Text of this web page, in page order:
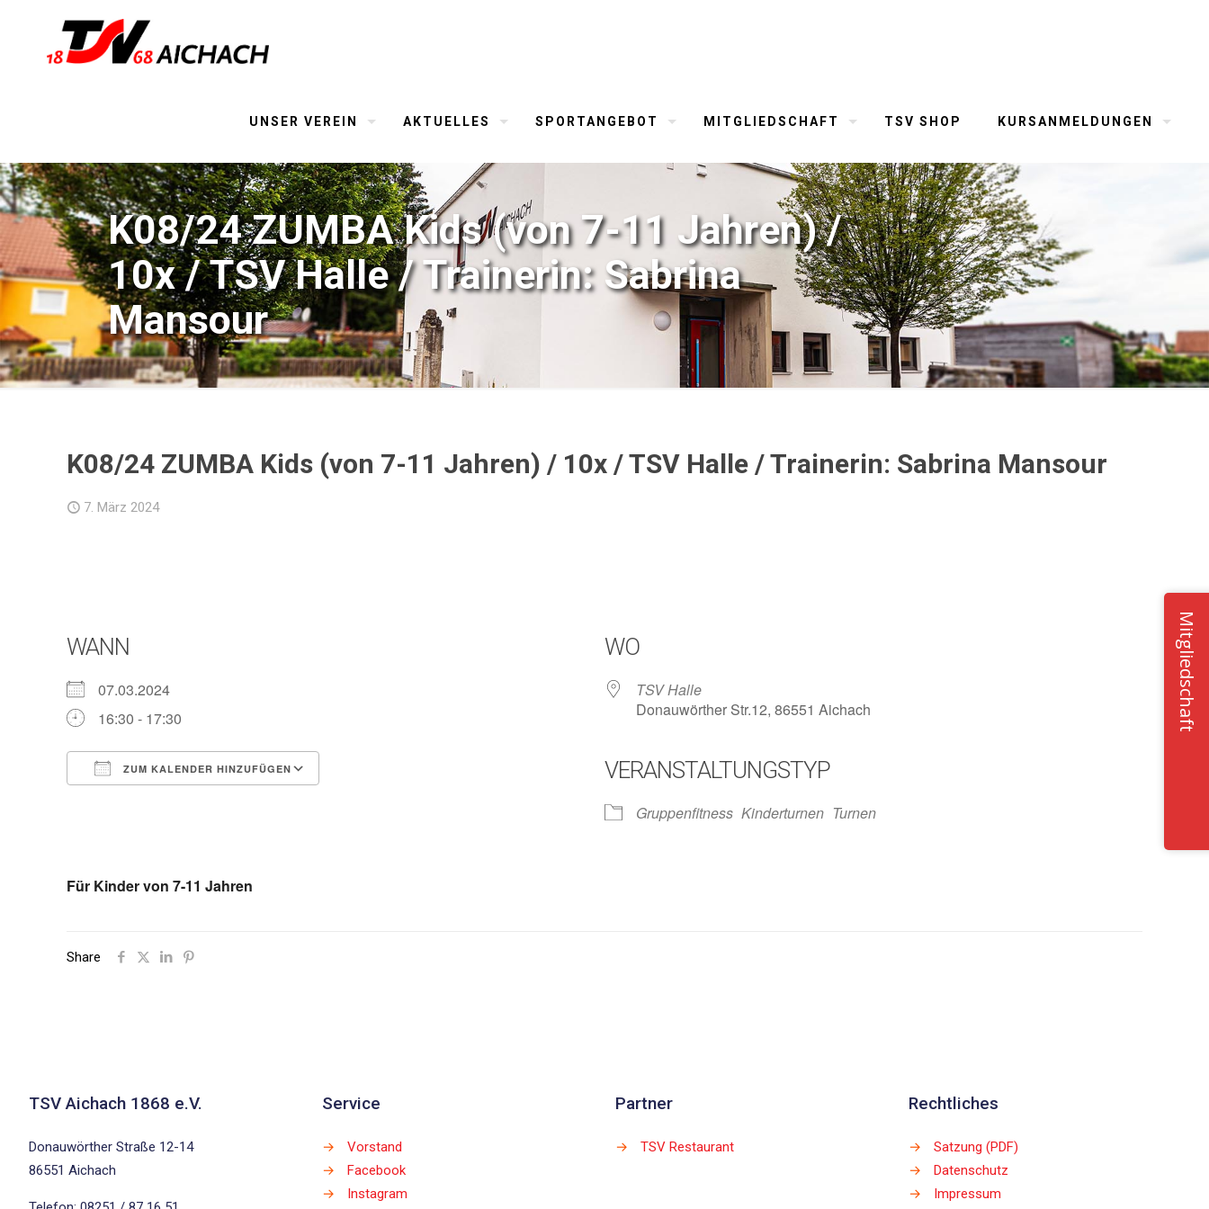
UNSER VEREIN AKTUELLES SPORTANGEBOT MITGLIEDSCHAFT TSV SHOP KURSANMELDUNGEN
K08/24 ZUMBA Kids (von 7-11 Jahren) /
10x / TSV Halle / Trainerin: Sabrina
Mansour
K08/24 ZUMBA Kids (von 7-11 Jahren) / 10x / TSV Halle / Trainerin: Sabrina Mansour
7. März 2024
WANN
07.03.2024
16:30 - 17:30
ZUM KALENDER HINZUFÜGEN
iCalendar
WO
TSV Halle
Donauwörther Str.12, 86551 Aichach
VERANSTALTUNGSTYP
Gruppenfitness Kinderturnen Turnen
Für Kinder von 7-11 Jahren
Share
TSV Aichach 1868 e.V.
Donauwörther Straße 12-14
86551 Aichach
Service
→
Vorstand
→
Facebook
→
Instagram
Partner
→ TSV Restaurant
Rechtliches
→
Satzung (PDF)
→
Datenschutz
→
Impressum
Mitgliedschaft